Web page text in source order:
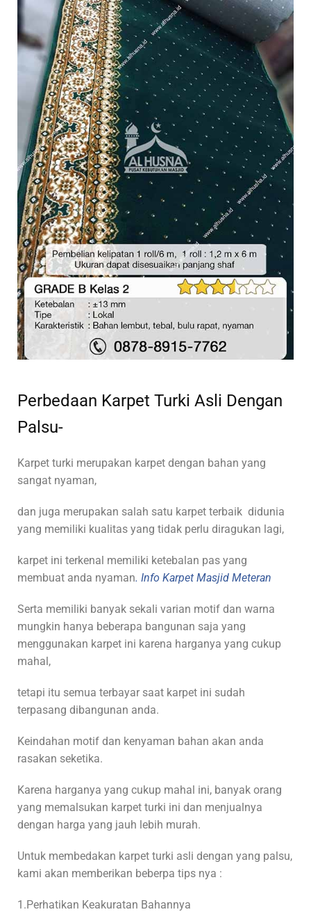
Perbedaan Karpet Turki Asli Dengan
Palsu-
Karpet turki merupakan karpet dengan bahan yang
sangat nyaman,
dan juga merupakan salah satu karpet terbaik didunia
yang memiliki kualitas yang tidak perlu diragukan lagi,
karpet ini terkenal memiliki ketebalan pas yang
membuat anda nyaman. Info Karpet Masjid Meteran
Serta memiliki banyak sekali varian motif dan warna
mungkin hanya beberapa bangunan saja yang
menggunakan karpet ini karena harganya yang cukup
mahal,
tetapi itu semua terbayar saat karpet ini sudah
terpasang dibangunan anda.
Keindahan motif dan kenyaman bahan akan anda
rasakan seketika.
Karena harganya yang cukup mahal ini, banyak orang
yang memalsukan karpet turki ini dan menjualnya
dengan harga yang jauh lebih murah.
Untuk membedakan karpet turki asli dengan yang palsu,
kami akan memberikan beberpa tips nya :
1.Perhatikan Keakuratan Bahannya